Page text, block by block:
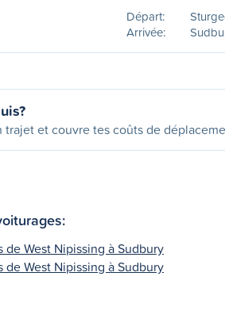
Départ:
Arrivée:
trajet et couvre tes coûts de
de West Nipissing à Sudbury
de West Nipissing à Sudbury